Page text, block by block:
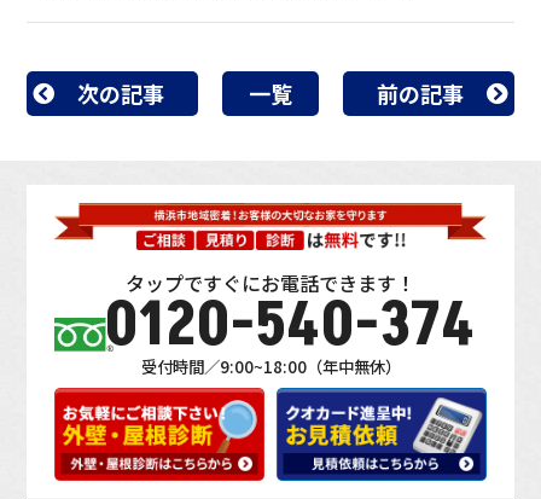
次の記事 一覧 前の記事
タップですぐにお電話できます！
0120-540-374
受付時間／9:00~18:00（年中無休）